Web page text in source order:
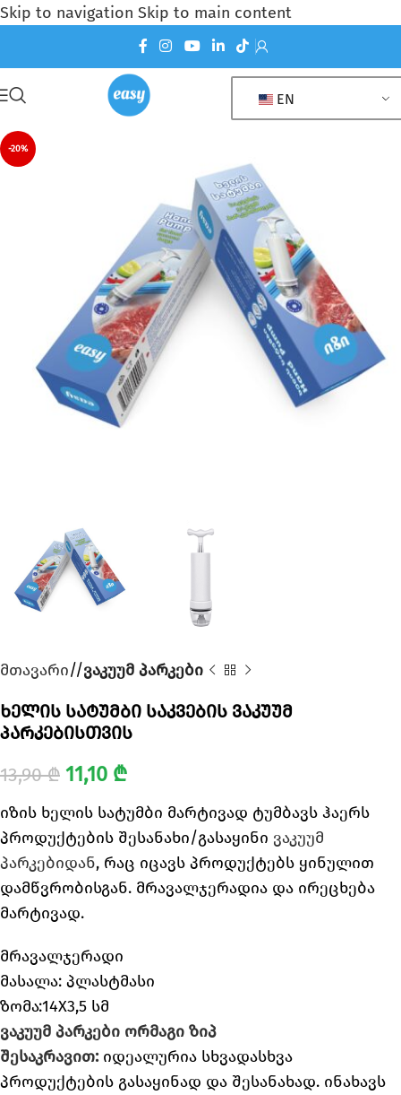
Skip to navigation Skip to main content
EN
-20%
მთავარი/ ვაკუუმ პარკები
ხელის სატუმბი საკვების ვაკუუმ
პარკებისთვის
13,90₾ 11,10 ₾
იზის ხელის სატუმბი მარტივად ტუმბავს ჰაერს
პროდუქტების შესანახი/გასაყინი ვაკუუმ
პარკებიდან, რაც იცავს პროდუქტებს ყინულით
დამწვრობისგან. მრავალჯერადია და ირეცხება
მარტივად.
მრავალჯერადი
მასალა: პლასტმასი
ზომა:14X3,5 სმ
ვაკუუმ პარკები ორმაგი ზიპ
შესაკრავით: იდეალურია სხვადასხვა
პროდუქტების გასაყინად და შესანახად. ინახავს